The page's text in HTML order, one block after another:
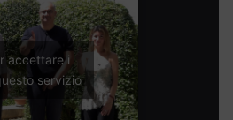
accettare i
servizio